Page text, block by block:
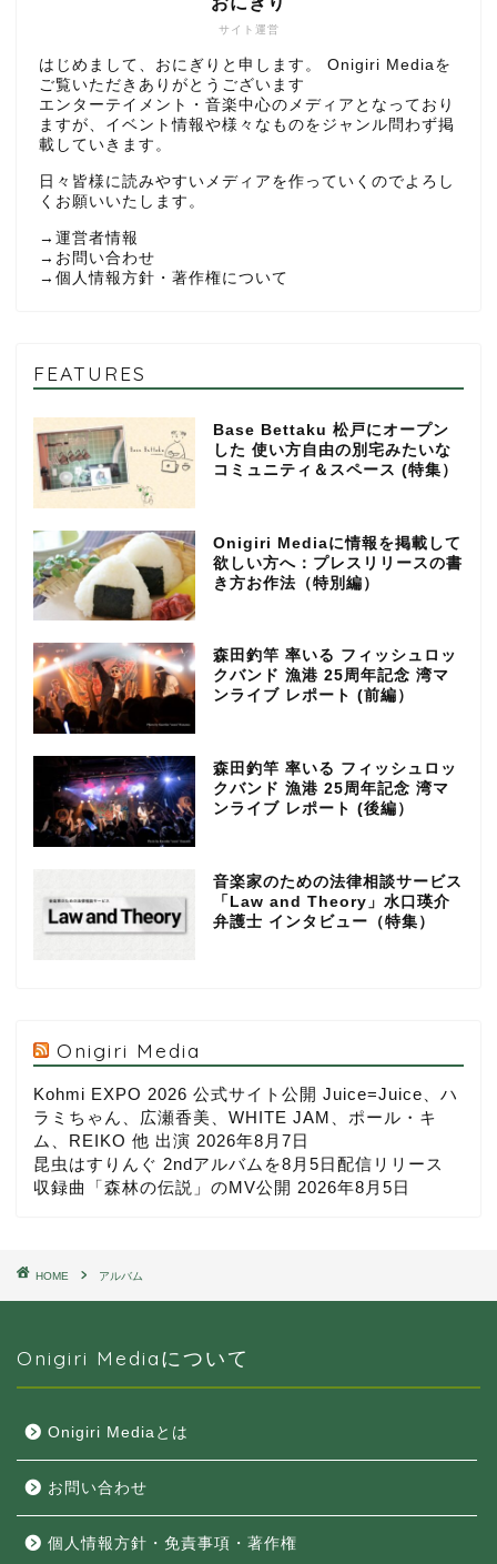
サイト運営
はじめまして、おにぎりと申します。 Onigiri Mediaを
ご覧いただきありがとうございます
エンターテイメント・音楽中心のメディアとなっており
ますが、イベント情報や様々なものをジャンル問わず掲
載していきます。
日々皆様に読みやすいメディアを作っていくのでよろし
くお願いいたします。
→ 運営者情報
→ お問い合わせ
→ 個人情報方針・著作権について
FEATURES
Base Bettaku 松戸にオープン
した 使い方自由の別宅みたいな
コミュニティ＆スペース (特集）
Onigiri Mediaに情報を掲載して
欲しい方へ：プレスリリースの書
き方お作法（特別編）
森田釣竿 率いる フィッシュロッ
クバンド 漁港 25周年記念 湾マ
ンライブ レポート (前編）
森田釣竿 率いる フィッシュロッ
クバンド 漁港 25周年記念 湾マ
ンライブ レポート (後編）
音楽家のための法律相談サービス
「Law and Theory」水口瑛介
弁護士 インタビュー（特集）
Onigiri Media
Kohmi EXPO 2026 公式サイト公開 Juice=Juice、ハ
ラミちゃん、広瀬香美、WHITE JAM、ポール・キ
ム、REIKO 他 出演 2026年8月7日
昆虫はすりんぐ 2ndアルバムを8月5日配信リリース
収録曲「森林の伝説」のMV公開 2026年8月5日
HOME アルバム
Onigiri Mediaについて
Onigiri Mediaとは
お問い合わせ
個人情報方針・免責事項・著作権